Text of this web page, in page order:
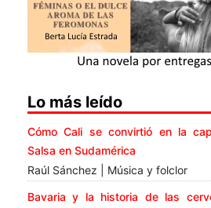
Lo más leído
Cómo Cali se convirtió en la
Salsa en Sudamérica
Raúl Sánchez | Música y folclor
Bavaria y la historia de las